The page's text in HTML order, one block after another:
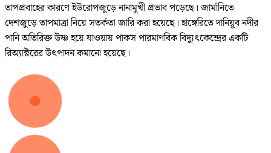
তাপপ্রবাহের কারণে ইউরোপজুড়ে নানামুখী প্রভাব পড়েছে। জার্মানিতে
দেশজুড়ে তাপমাত্রা নিয়ে সতর্কতা জারি করা হয়েছে। হাঙ্গেরিতে দানিয়ুব নদীর
পানি অতিরিক্ত উষ্ণ হয়ে যাওয়ায় পাকস পারমাণবিক বিদ্যুৎকেন্দ্রের একটি
রিঅ্যাক্টরের উৎপাদন কমানো হয়েছে।